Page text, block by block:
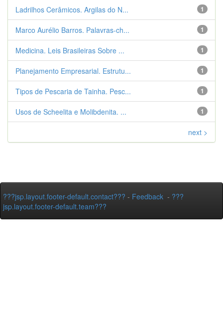
1
Ladrilhos Cerâmicos. Argilas do N...
1
Marco Aurélio Barros. Palavras-ch...
1
Medicina. Leis Brasileiras Sobre ...
1
Planejamento Empresarial. Estrutu...
1
Tipos de Pescaria de Tainha. Pesc...
1
Usos de Scheelita e Molibdenita. ...
next >
???jsp.layout.footer-default.contact??? - Feedback - ???
jsp.layout.footer-default.team???